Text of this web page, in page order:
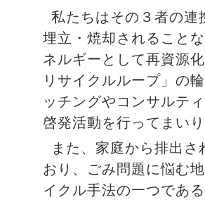
私たちはその３者の連
埋立・焼却されること
ネルギーとして再資源
リサイクルループ」の
ッチングやコンサルテ
啓発活動を行ってまいり
また、家庭から排出
おり、ごみ問題に悩む
イクル手法の一つであ